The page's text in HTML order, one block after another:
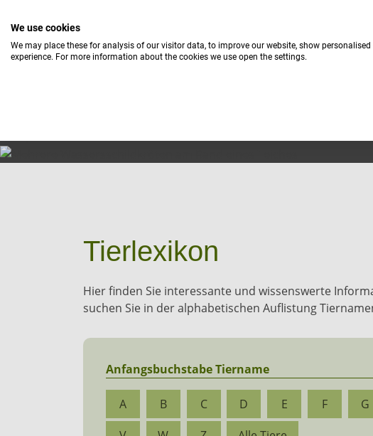
TIERLEXIKON TIERPARKPLAN
DAS VERRÜCKTE HAUS
TIERLEXIKON TIERPARKPLAN
DAS VERRÜCKTE HAUS
Tierlexikon
Hier finden Sie interessante und wissenswerte
suchen Sie in der alphabetischen Auflistung
Anfangsbuchstabe Tiername
A B C D E F G
We use cookies
We may place these for analysis of our visitor data, to improve our website, show
experience. For more information about the cookies we use open the settings.